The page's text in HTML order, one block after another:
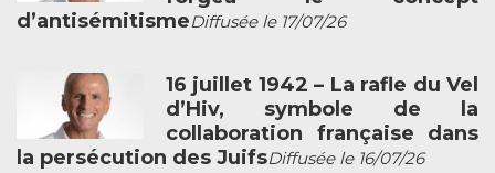
d’antisémitismeDiffusée le 17/07/26
16 juillet 1942 – La rafle du Vel
d’Hiv, symbole de la
collaboration française dans
la persécution des JuifsDiffusée le 16/07/26